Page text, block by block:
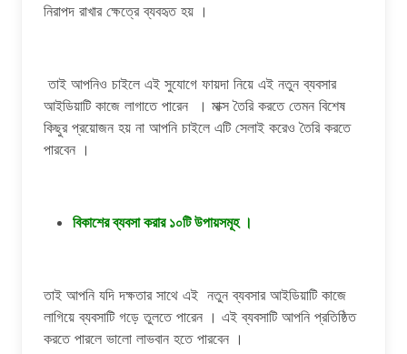
নিরাপদ রাখার ক্ষেত্রে ব্যবহৃত হয় ।
তাই আপনিও চাইলে এই সুযোগে ফায়দা নিয়ে এই নতুন ব্যবসার
আইডিয়াটি কাজে লাগাতে পারেন । মাক্স তৈরি করতে তেমন বিশেষ
কিছুর প্রয়োজন হয় না আপনি চাইলে এটি সেলাই করেও তৈরি করতে
পারবেন ।
বিকাশের ব্যবসা করার ১০টি উপায়সমূহ ।
তাই আপনি যদি দক্ষতার সাথে এই নতুন ব্যবসার আইডিয়াটি কাজে
লাগিয়ে ব্যবসাটি গড়ে তুলতে পারেন । এই ব্যবসাটি আপনি প্রতিষ্ঠিত
করতে পারলে ভালো লাভবান হতে পারবেন ।